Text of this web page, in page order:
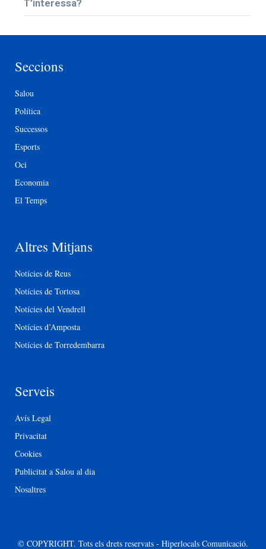
T’interessa?
Seccions
Salou
Política
Successos
Esports
Oci
Economia
El Temps
Altres Mitjans
Notícies de Reus
Notícies de Tortosa
Notícies del Vendrell
Notícies d’Amposta
Notícies de Torredembarra
Serveis
Avís Legal
Privacitat
Cookies
Publicitat a Salou al dia
Nosaltres
© COPYRIGHT. Tots els drets reservats - Hiperlocals Comunicació.